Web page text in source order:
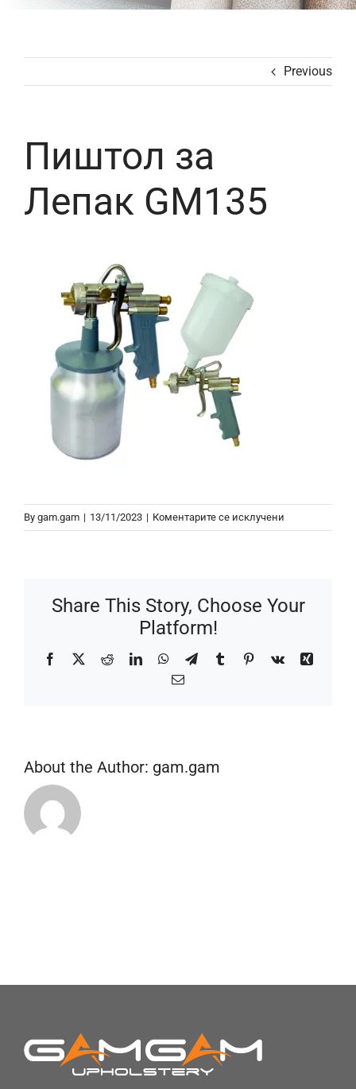
Previous
Пиштол за
Лепак GM135
By gam.gam | 13/11/2023 | Коментарите се исклучени
Пиштол
Share This Story, Choose Your
Platform!
Facebook
X RedditLinkedInWhatsApp
TelegramTumblrPinterest
Vk
Xing
Email
About the Author: gam.gam